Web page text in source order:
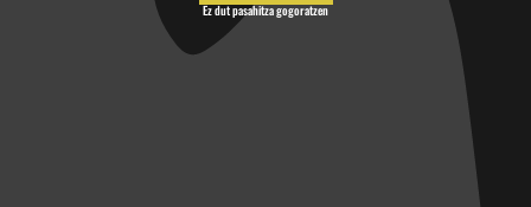
Ez dut pasahitza gogoratzen